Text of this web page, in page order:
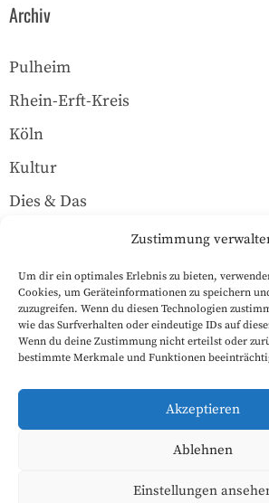
Zustimmung
Um dir ein optimales Erlebnis zu bieten,
Cookies, um Geräteinformationen zu speichern
zuzugreifen. Wenn du diesen Technologien
wie das Surfverhalten oder eindeutige IDs auf
Wenn du deine Zustimmung nicht erteilst oder
bestimmte Merkmale und Funktionen
Akzeptieren
Ablehnen
Einstellungen
Archiv
Pulheim
Rhein-Erft-Kreis
Köln
Kultur
Dies & Das
Rechtliches
Datenschutzerklärung
Impressum
Cookie-Richtlinie (EU)